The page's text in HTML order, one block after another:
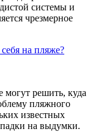
системы и
чрезмерное
на пляже?
решить, куда
пляжного
известных
падки на выдумки.